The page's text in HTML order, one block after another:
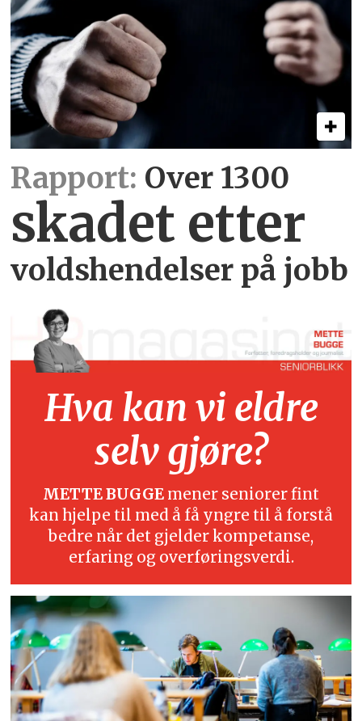
Rapport: Over 1300
skadet etter
voldshendelser på jobb
Hva kan vi eldre
selv gjøre?
METTE BUGGE mener seniorer fint
kan hjelpe til med å få yngre til å forstå
bedre når det gjelder kompetanse,
erfaring og overføringsverdi.